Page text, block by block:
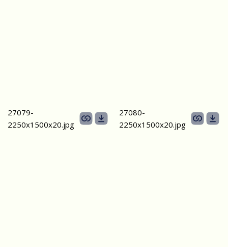
27079-
2250х1500х20.jpg
27080-
2250х1500х20.jpg